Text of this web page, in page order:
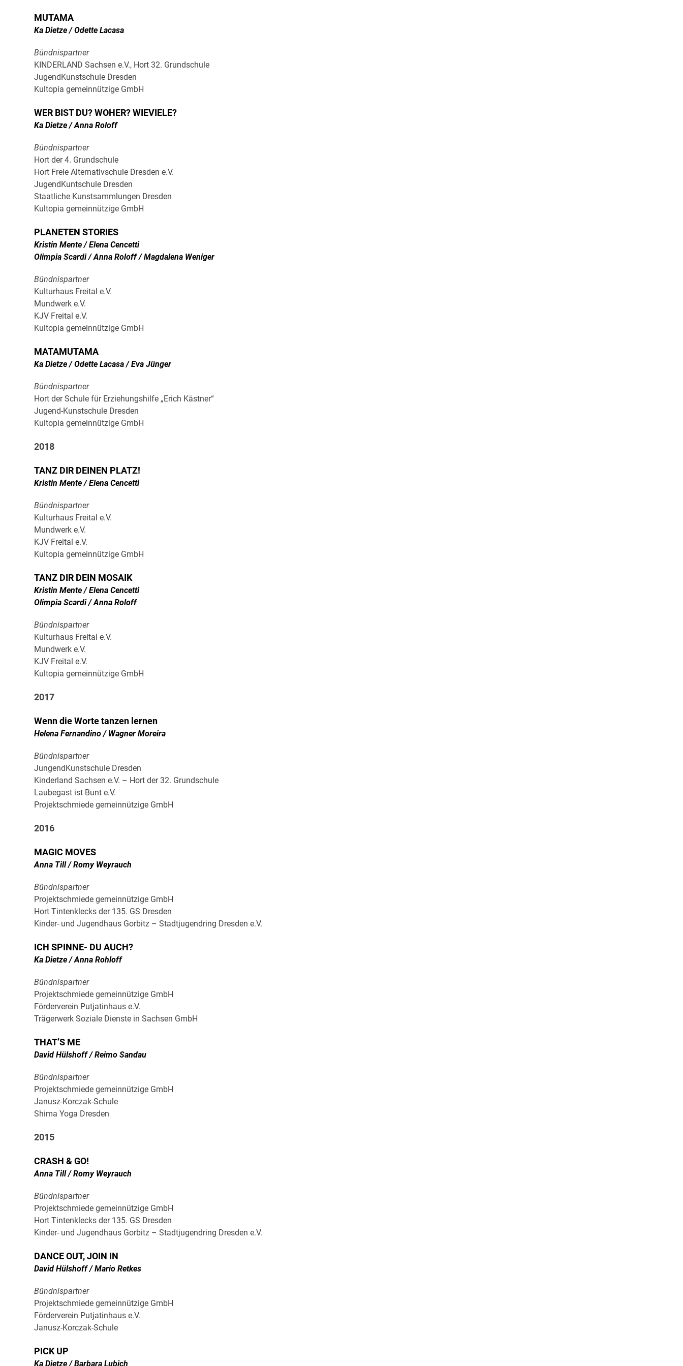
MUTAMA
Ka Dietze / Odette Lacasa
Bündnispartner
KINDERLAND Sachsen e.V., Hort 32. Grundschule
JugendKunstschule Dresden
Kultopia gemeinnützige GmbH
WER BIST DU? WOHER? WIEVIELE?
Ka Dietze / Anna Roloff
Bündnispartner
Hort der 4. Grundschule
Hort Freie Alternativschule Dresden e.V.
JugendKuntschule Dresden
Staatliche Kunstsammlungen Dresden
Kultopia gemeinnützige GmbH
PLANETEN STORIES
Kristin Mente / Elena Cencetti
Olimpia Scardi / Anna Roloff / Magdalena Weniger
Bündnispartner
Kulturhaus Freital e.V.
Mundwerk e.V.
KJV Freital e.V.
Kultopia gemeinnützige GmbH
MATAMUTAMA
Ka Dietze / Odette Lacasa / Eva Jünger
Bündnispartner
Hort der Schule für Erziehungshilfe „Erich Kästner“
Jugend-Kunstschule Dresden
Kultopia gemeinnützige GmbH
2018
TANZ DIR DEINEN PLATZ!
Kristin Mente / Elena Cencetti
Bündnispartner
Kulturhaus Freital e.V.
Mundwerk e.V.
KJV Freital e.V.
Kultopia gemeinnützige GmbH
TANZ DIR DEIN MOSAIK
Kristin Mente / Elena Cencetti
Olimpia Scardi / Anna Roloff
Bündnispartner
Kulturhaus Freital e.V.
Mundwerk e.V.
KJV Freital e.V.
Kultopia gemeinnützige GmbH
2017
Wenn die Worte tanzen lernen
Helena Fernandino / Wagner Moreira
Bündnispartner
JungendKunstschule Dresden
Kinderland Sachsen e.V. – Hort der 32. Grundschule
Laubegast ist Bunt e.V.
Projektschmiede gemeinnützige GmbH
2016
MAGIC MOVES
Anna Till / Romy Weyrauch
Bündnispartner
Projektschmiede gemeinnützige GmbH
Hort Tintenklecks der 135. GS Dresden
Kinder- und Jugendhaus Gorbitz – Stadtjugendring Dresden e.V.
ICH SPINNE- DU AUCH?
Ka Dietze / Anna Rohloff
Bündnispartner
Projektschmiede gemeinnützige GmbH
Förderverein Putjatinhaus e.V.
Trägerwerk Soziale Dienste in Sachsen GmbH
THAT’S ME
David Hülshoff / Reimo Sandau
Bündnispartner
Projektschmiede gemeinnützige GmbH
Janusz-Korczak-Schule
Shima Yoga Dresden
2015
CRASH & GO!
Anna Till / Romy Weyrauch
Bündnispartner
Projektschmiede gemeinnützige GmbH
Hort Tintenklecks der 135. GS Dresden
Kinder- und Jugendhaus Gorbitz – Stadtjugendring Dresden e.V.
DANCE OUT, JOIN IN
David Hülshoff / Mario Retkes
Bündnispartner
Projektschmiede gemeinnützige GmbH
Förderverein Putjatinhaus e.V.
Janusz-Korczak-Schule
PICK UP
Ka Dietze / Barbara Lubich